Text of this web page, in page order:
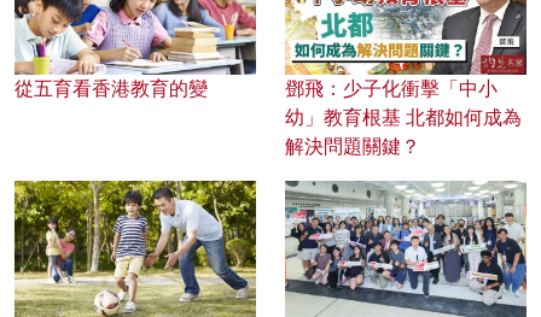
從五育看香港教育的變
鄧飛：少子化衝擊「中小
幼」教育根基 北都如何成為
解決問題關鍵？